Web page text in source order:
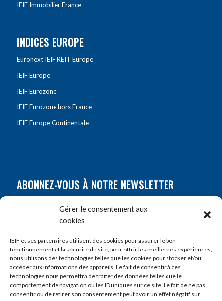
Gérer le consentement aux
cookies
IEIF et ses partenaires utilisent des cookies pour assurer le bon
fonctionnement et la sécurité du site, pour offrir les meilleures expériences,
nous utilisons des technologies telles que les cookies pour stocker et/ou
accéder aux informations des appareils. Le fait de consentir à ces
technologies nous permettra de traiter des données telles que le
comportement de navigation ou les ID uniques sur ce site. Le fait de ne pas
consentir ou de retirer son consentement peut avoir un effet négatif sur
IEIF Immobilier France
INDICES EUROPE
Euronext IEIF REIT Europe
IEIF Europe
IEIF Eurozone
IEIF Eurozone hors France
IEIF Europe Continentale
ABONNEZ-VOUS À NOTRE NEWSLETTER
Prénom*
E-mail*